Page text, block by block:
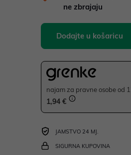
ne zbrajaju
Dodajte u košaricu
najam za pravne osobe od
1,94 €
JAMSTVO 24 MJ.
SIGURNA KUPOVINA